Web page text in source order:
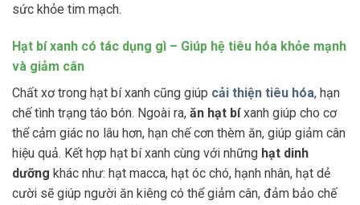
sức khỏe tim mạch.
Hạt bí xanh có tác dụng gì – Giúp hệ tiêu hóa khỏe mạnh
và giảm cân
Chất xơ trong hạt bí xanh cũng giúp cải thiện tiêu hóa, hạn
chế tình trạng táo bón. Ngoài ra, ăn hạt bíxanh giúp cho cơ
thể cảm giác no lâu hơn, hạn chế cơn thèm ăn, giúp giảm cân
hiệu quả. Kết hợp hạt bí xanh cùng với những hạt dinh
dưỡng khác như: hạt macca, hạt óc chó, hạnh nhân, hạt dẻ
cười sẽ giúp người ăn kiêng có thể giảm cân, đảm bảo chế